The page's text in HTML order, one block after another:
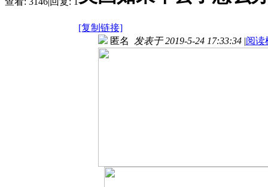
[复制链接]
匿名 发表于 2019-5-24 17:33:34 |阅读